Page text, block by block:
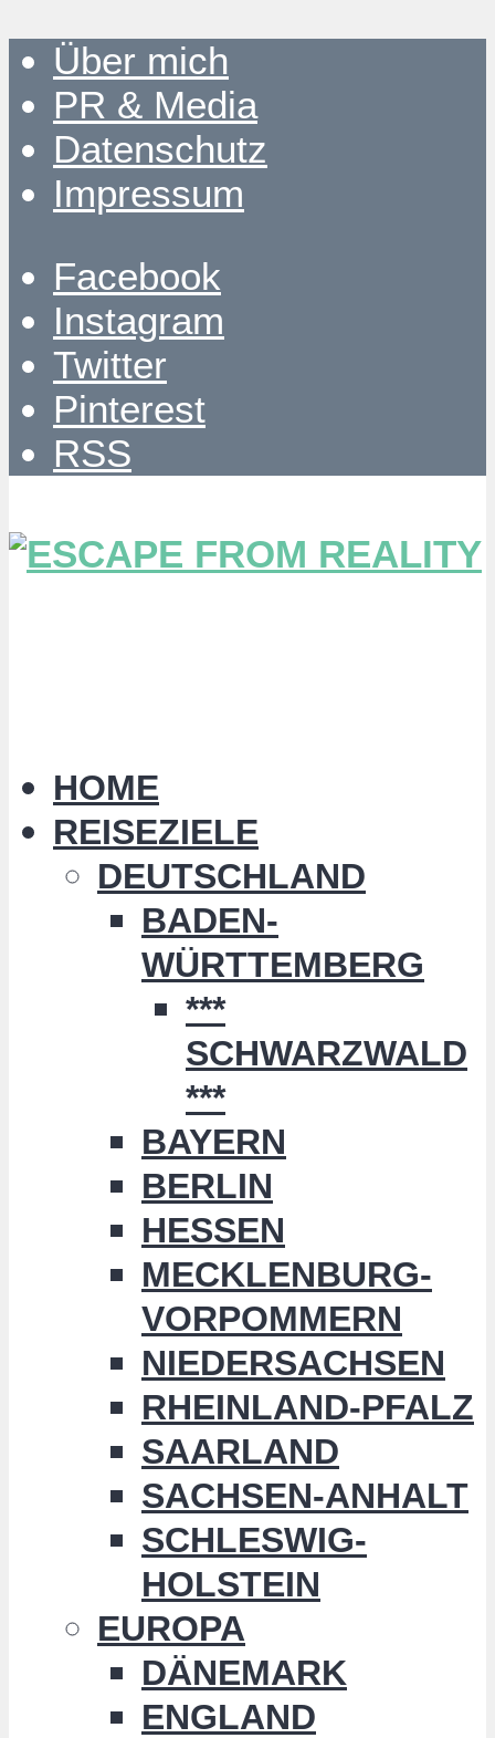
Über mich
PR & Media
Datenschutz
Impressum
Facebook
Instagram
Twitter
Pinterest
RSS
HOME
REISEZIELE
DEUTSCHLAND
BADEN-
WÜRTTEMBERG
***
SCHWARZWALD
***
BAYERN
BERLIN
HESSEN
MECKLENBURG-
VORPOMMERN
NIEDERSACHSEN
RHEINLAND-PFALZ
SAARLAND
SACHSEN-ANHALT
SCHLESWIG-
HOLSTEIN
EUROPA
DÄNEMARK
ENGLAND